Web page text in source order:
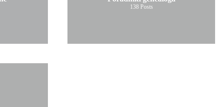
138 Posts